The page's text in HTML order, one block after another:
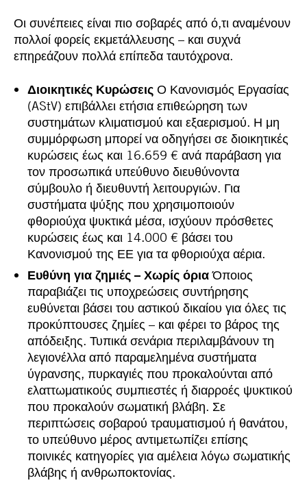
Οι συνέπειες είναι πιο σοβαρές από ό,τι αναμένουν
πολλοί φορείς εκμετάλλευσης – και συχνά
επηρεάζουν πολλά επίπεδα ταυτόχρονα.
Διοικητικές Κυρώσεις Ο Κανονισμός Εργασίας
(AStV) επιβάλλει ετήσια επιθεώρηση των
συστημάτων κλιματισμού και εξαερισμού. Η μη
συμμόρφωση μπορεί να οδηγήσει σε διοικητικές
κυρώσεις έως και 16.659 € ανά παράβαση για
τον προσωπικά υπεύθυνο διευθύνοντα
σύμβουλο ή διευθυντή λειτουργιών. Για
συστήματα ψύξης που χρησιμοποιούν
φθοριούχα ψυκτικά μέσα, ισχύουν πρόσθετες
κυρώσεις έως και 14.000 € βάσει του
Κανονισμού της ΕΕ για τα φθοριούχα αέρια.
Ευθύνη για ζημιές – Χωρίς όριαΌποιος
παραβιάζει τις υποχρεώσεις συντήρησης
ευθύνεται βάσει του αστικού δικαίου για όλες τις
προκύπτουσες ζημίες – και φέρει το βάρος της
απόδειξης. Τυπικά σενάρια περιλαμβάνουν τη
λεγιονέλλα από παραμελημένα συστήματα
ύγρανσης, πυρκαγιές που προκαλούνται από
ελαττωματικούς συμπιεστές ή διαρροές ψυκτικού
που προκαλούν σωματική βλάβη. Σε
περιπτώσεις σοβαρού τραυματισμού ή θανάτου,
το υπεύθυνο μέρος αντιμετωπίζει επίσης
ποινικές κατηγορίες για αμέλεια λόγω σωματικής
βλάβης ή ανθρωποκτονίας.